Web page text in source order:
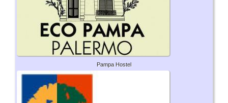
Pampa Hostel